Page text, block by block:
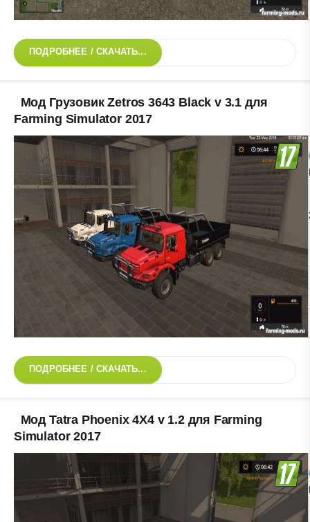
ПОДРОБНЕЕ / СКАЧАТЬ...
Мод Грузовик Zetros 3643 Black v 3.1 для
Farming Simulator 2017
ПОДРОБНЕЕ / СКАЧАТЬ...
Мод Tatra Phoenix 4X4 v 1.2 для Farming
Simulator 2017